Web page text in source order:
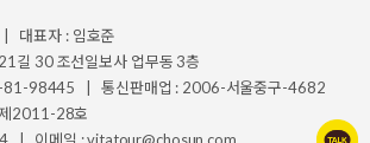
대표자 : 임호준
길 30 조선일보사 업무동 3층
81-98445 | 통신판매업 : 2006-서울중구-4682
2011-28호
| 이메일 : vitatour@chosun.com